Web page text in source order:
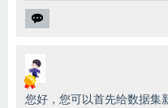
您好，您可以首先给数据集